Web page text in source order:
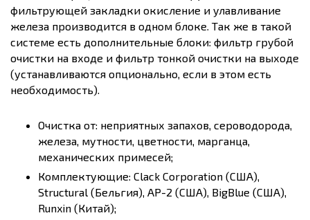
фильтрующей закладки окисление и улавливание
железа производится в одном блоке. Так же в такой
системе есть дополнительные блоки: фильтр грубой
очистки на входе и фильтр тонкой очистки на выходе
(устанавливаются опционально, если в этом есть
необходимость).
Очистка от: неприятных запахов, сероводорода,
железа, мутности, цветности, марганца,
механических примесей;
Комплектующие: Clack Corporation (США),
Structural (Бельгия), AP-2 (США), BigBlue (США),
Runxin (Китай);